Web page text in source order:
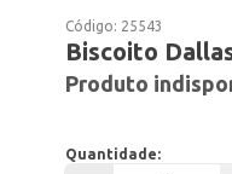
Código: 25543
Biscoito
Produto
Quantidade: